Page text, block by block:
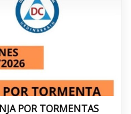
POR TORMENTAS